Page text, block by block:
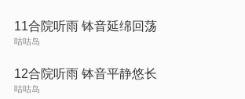
11合院听雨 钵音延绵回荡
咕咕岛
12合院听雨 钵音平静悠长
咕咕岛